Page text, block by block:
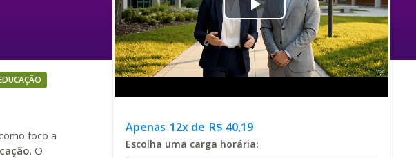
Play
Video
Apenas 12x de R$ 40,19
Escolha uma carga horária:
foco a
. O